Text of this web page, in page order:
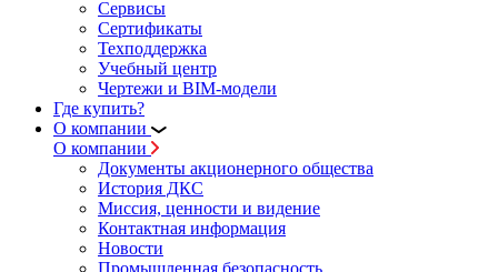
Сервисы
Сертификаты
Техподдержка
Учебный центр
Чертежи и BIM-модели
Где купить?
О компании
О компании
Документы акционерного общества
История ДКС
Миссия, ценности и видение
Контактная информация
Новости
Промышленная безопасность